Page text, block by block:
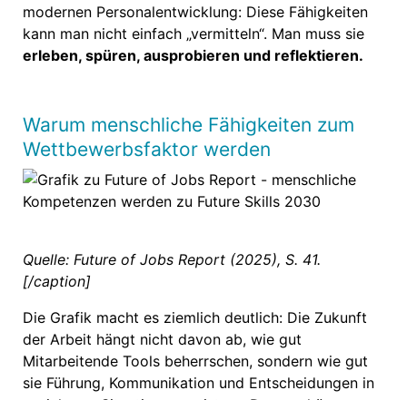
modernen Personalentwicklung: Diese Fähigkeiten
kann man nicht einfach „vermitteln“. Man muss sie
erleben, spüren, ausprobieren und reflektieren.
Warum menschliche Fähigkeiten zum
Wettbewerbsfaktor werden
Quelle: Future of Jobs Report (2025), S. 41.
[/caption]
Die Grafik macht es ziemlich deutlich: Die Zukunft
der Arbeit hängt nicht davon ab, wie gut
Mitarbeitende Tools beherrschen, sondern wie gut
sie Führung, Kommunikation und Entscheidungen in